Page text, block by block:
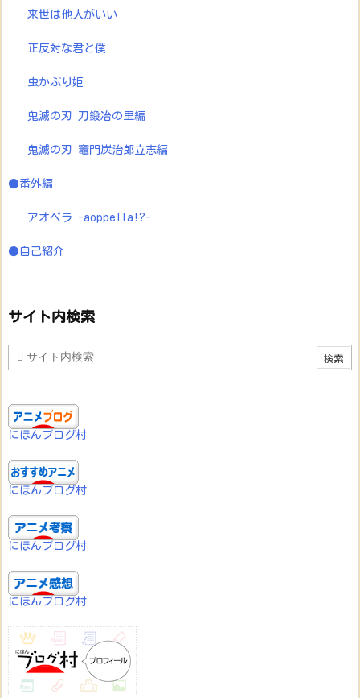
来世は他人がいい
正反対な君と僕
虫かぶり姫
鬼滅の刃 刀鍛冶の里編
鬼滅の刃 竈門炭治郎立志編
●番外編
アオペラ -aoppella!?-
●自己紹介
サイト内検索
にほんブログ村
にほんブログ村
にほんブログ村
にほんブログ村